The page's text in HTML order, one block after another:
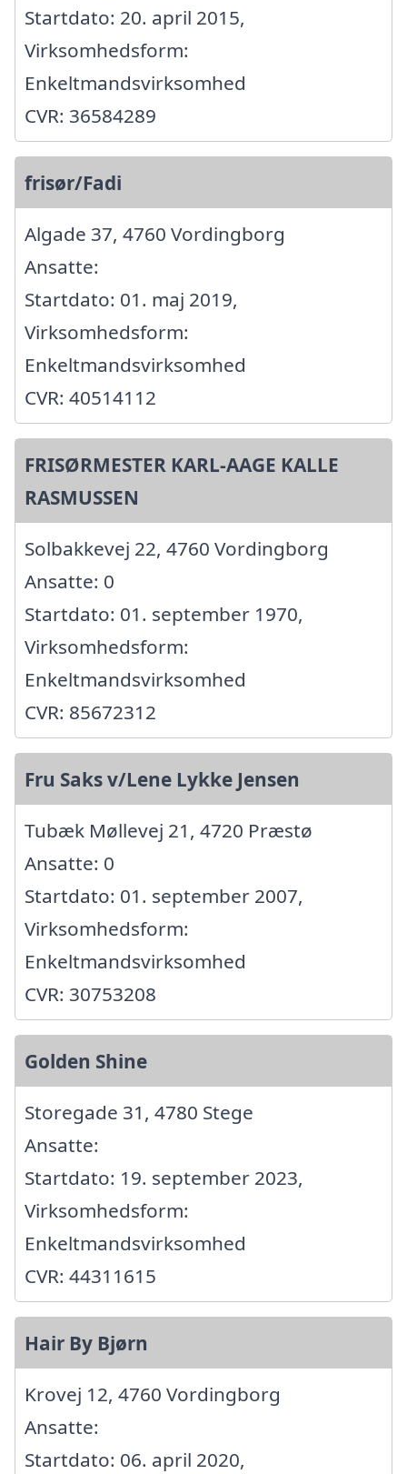
Startdato: 20. april 2015,
Virksomhedsform:
Enkeltmandsvirksomhed
CVR: 36584289
frisør/Fadi
Algade 37, 4760 Vordingborg
Ansatte:
Startdato: 01. maj 2019,
Virksomhedsform:
Enkeltmandsvirksomhed
CVR: 40514112
FRISØRMESTER KARL-AAGE KALLE
RASMUSSEN
Solbakkevej 22, 4760 Vordingborg
Ansatte: 0
Startdato: 01. september 1970,
Virksomhedsform:
Enkeltmandsvirksomhed
CVR: 85672312
Fru Saks v/Lene Lykke Jensen
Tubæk Møllevej 21, 4720 Præstø
Ansatte: 0
Startdato: 01. september 2007,
Virksomhedsform:
Enkeltmandsvirksomhed
CVR: 30753208
Golden Shine
Storegade 31, 4780 Stege
Ansatte:
Startdato: 19. september 2023,
Virksomhedsform:
Enkeltmandsvirksomhed
CVR: 44311615
Hair By Bjørn
Krovej 12, 4760 Vordingborg
Ansatte:
Startdato: 06. april 2020,